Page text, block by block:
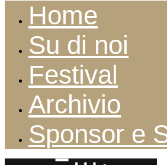
Home
Su di noi
Festival
Archivio
Sponsor e